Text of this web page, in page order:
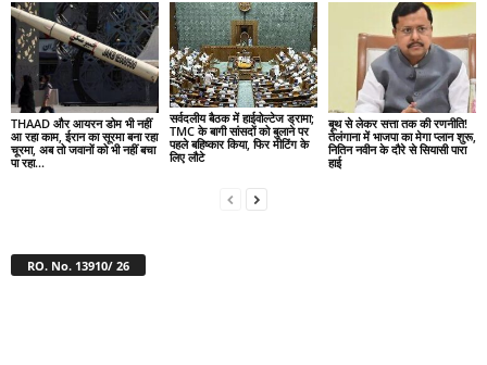
THAAD और आयरन डोम भी नहीं
आ रहा काम, ईरान का सूरमा बना रहा
चूरमा, अब तो जवानों को भी नहीं बचा
पा रहा...
सर्वदलीय बैठक में हाईवोल्टेज ड्रामा;
TMC के बागी सांसदों को बुलाने पर
पहले बहिष्कार किया, फिर मीटिंग के
लिए लौटे
बूथ से लेकर सत्ता तक की रणनीति!
तेलंगाना में भाजपा का मेगा प्लान शुरू,
नितिन नवीन के दौरे से सियासी पारा
हाई
RO. No. 13910/ 26